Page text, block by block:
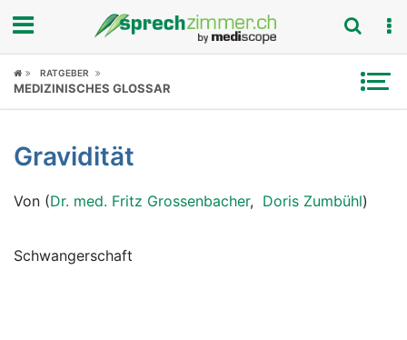
Fokus
Symptome
Untersuchungen
News
RATGEBER
MEDIZINISCHES GLOSSAR
Gravidität
Von (Dr. med. Fritz Grossenbacher, Doris Zumbühl)
Schwangerschaft